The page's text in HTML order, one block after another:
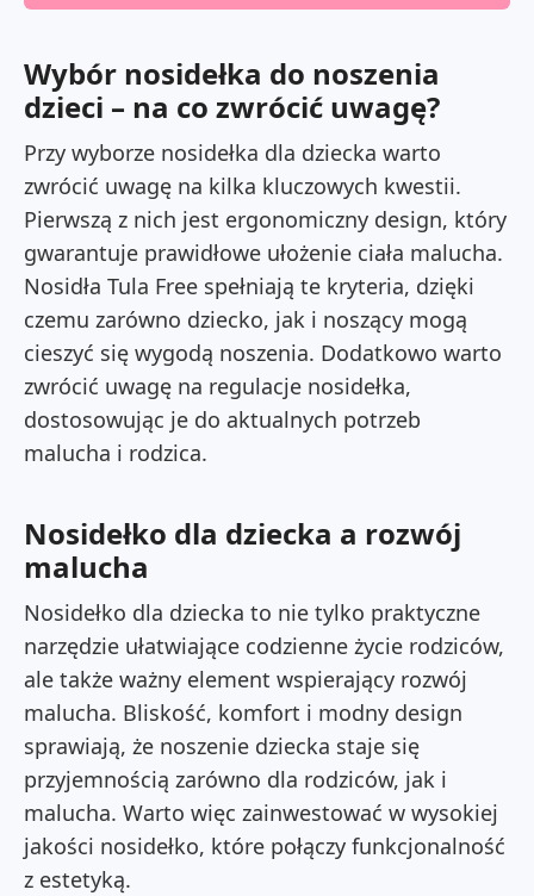
Wybór nosidełka do noszenia
dzieci – na co zwrócić uwagę?
Przy wyborze nosidełka dla dziecka warto
zwrócić uwagę na kilka kluczowych kwestii.
Pierwszą z nich jest ergonomiczny design, który
gwarantuje prawidłowe ułożenie ciała malucha.
Nosidła Tula Free spełniają te kryteria, dzięki
czemu zarówno dziecko, jak i noszący mogą
cieszyć się wygodą noszenia. Dodatkowo warto
zwrócić uwagę na regulacje nosidełka,
dostosowując je do aktualnych potrzeb
malucha i rodzica.
Nosidełko dla dziecka a rozwój
malucha
Nosidełko dla dziecka to nie tylko praktyczne
narzędzie ułatwiające codzienne życie rodziców,
ale także ważny element wspierający rozwój
malucha. Bliskość, komfort i modny design
sprawiają, że noszenie dziecka staje się
przyjemnością zarówno dla rodziców, jak i
malucha. Warto więc zainwestować w wysokiej
jakości nosidełko, które połączy funkcjonalność
z estetyką.